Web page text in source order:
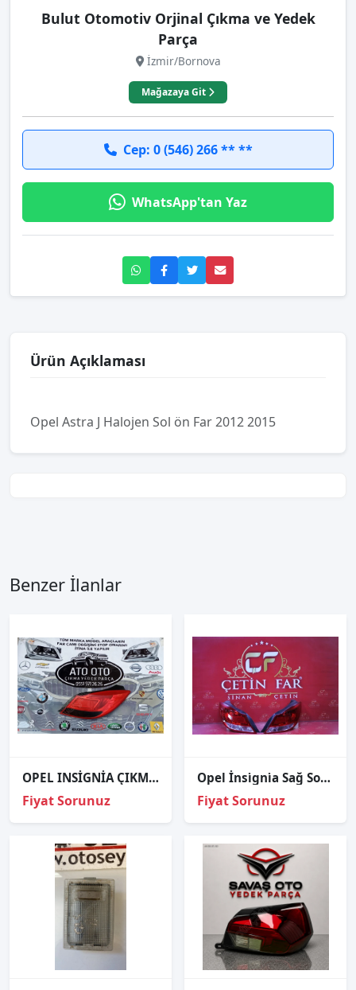
Bulut Otomotiv Orjinal Çıkma ve Yedek
Parça
İzmir/Bornova
Mağazaya Git
Cep: 0 (546) 266 ** **
WhatsApp'tan Yaz
Ürün Açıklaması
Opel Astra J Halojen Sol ön Far 2012 2015
Benzer İlanlar
OPEL INSİGNİA ÇIKMA SAĞ STOP
Fiyat Sorunuz
Opel İnsi̇gni̇a Sağ Sol Stop Sıfır İthal 9el176380061 9el176380091
Fiyat Sorunuz